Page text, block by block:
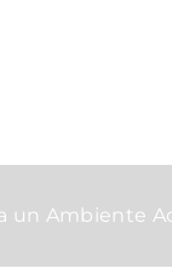
un Ambiente